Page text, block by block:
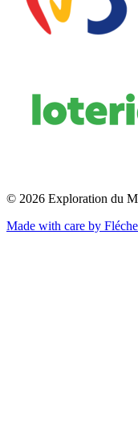
© 2026 Exploration du
Made with care by